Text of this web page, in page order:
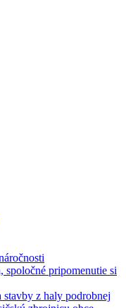
pripomenutie si
z haly podrobnej